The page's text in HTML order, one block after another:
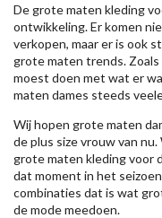
De grote maten kleding
ontwikkeling. Er komen
verkopen, maar er is ook
grote maten trends.
moest doen met wat er
maten dames steeds
Wij hopen grote maten
de plus size vrouw van
grote maten kleding voor
dat moment in het
combinaties dat is wat
de mode meedoen.